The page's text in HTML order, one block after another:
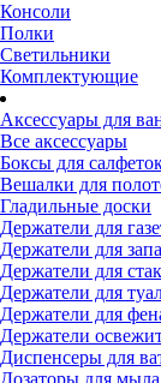
Консоли
Полки
Светильники
Комплектующие
Аксессуары для
Все аксессуары
Боксы для
Вешалки для
Гладильные доски
Держатели для
Держатели для
Держатели для
Держатели для
Держатели для
Держатели
Диспенсеры для
Дозаторы для мыла